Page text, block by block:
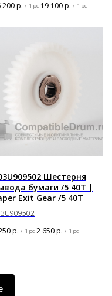
200р. / 1 pc 19 100р. / 1 pc
Шестерня
бумаги /5 40T |
Exit Gear /5 40T
р. / 1 pc 2 650р. / 1 pc